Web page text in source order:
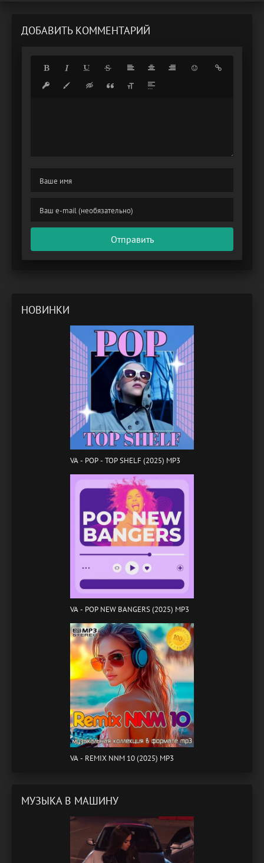
ДОБАВИТЬ КОММЕНТАРИЙ
Отправить
НОВИНКИ
VA - POP - TOP SHELF (2025) MP3
VA - POP NEW BANGERS (2025) MP3
VA - REMIX NNM 10 (2025) MP3
МУЗЫКА В МАШИНУ